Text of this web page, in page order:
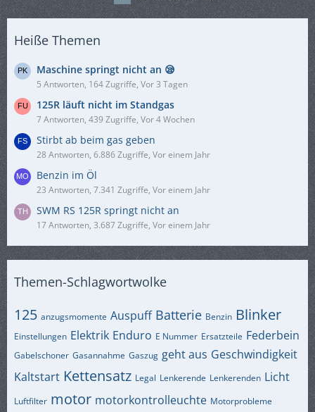
Heiße Themen
Maschine springt nicht an 😪
5 Antworten, 164 Zugriffe, Vor 3 Tagen
125R läuft nicht im Standgas
7 Antworten, 439 Zugriffe, Vor 4 Wochen
Stirbt ab beim gas geben
28 Antworten, 6.886 Zugriffe, Vor einem Jahr
Benzin im Öl
23 Antworten, 7.341 Zugriffe, Vor einem Jahr
SWM RS 125R springt nicht an
17 Antworten, 3.687 Zugriffe, Vor einem Jahr
Themen-Schlagwortwolke
125 anzugsmomente Auspuff Batterie Benzin Blinker
Einstellungen Elektrik Enduro E Nummer Ersatzteile Federbein
Gabelschoner Gasannahme Gaszug geht aus Geschwindigkeit
Kaltstart Kettensatz Legal Lenkerende Lenkerenden Licht
Luftfilter motor motorkontrolleuchte Motorprobleme